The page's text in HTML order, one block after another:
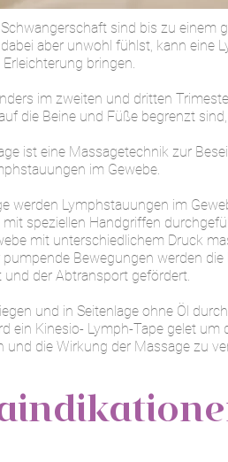
sind bis zu einem
aber unwohl fühlst, kann eine
Erleichterung bringen.
im zweiten und dritten
die Beine und Füße begrenzt
ist eine Massagetechnik zur
im Gewebe.
werden Lymphstauungen im
speziellen Handgriffen
mit unterschiedlichem Druck
Bewegungen werden die
und der Abtransport gefördert.
und in Seitenlage ohne Öl
ein Kinesio- Lymph-Tape gelet um
und die Wirkung der Massage zu